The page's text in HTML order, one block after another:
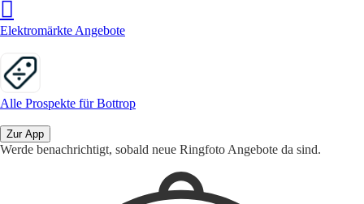
Elektromärkte Angebote
Alle Prospekte für Bottrop
Zur App
Werde benachrichtigt, sobald neue Ringfoto Angebote da sind.